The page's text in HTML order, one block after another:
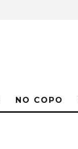
NO COPO